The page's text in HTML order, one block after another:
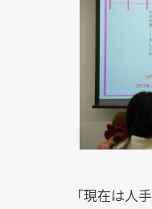
「現在は人